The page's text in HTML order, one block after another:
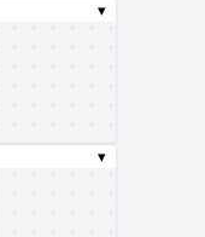
▾
▾